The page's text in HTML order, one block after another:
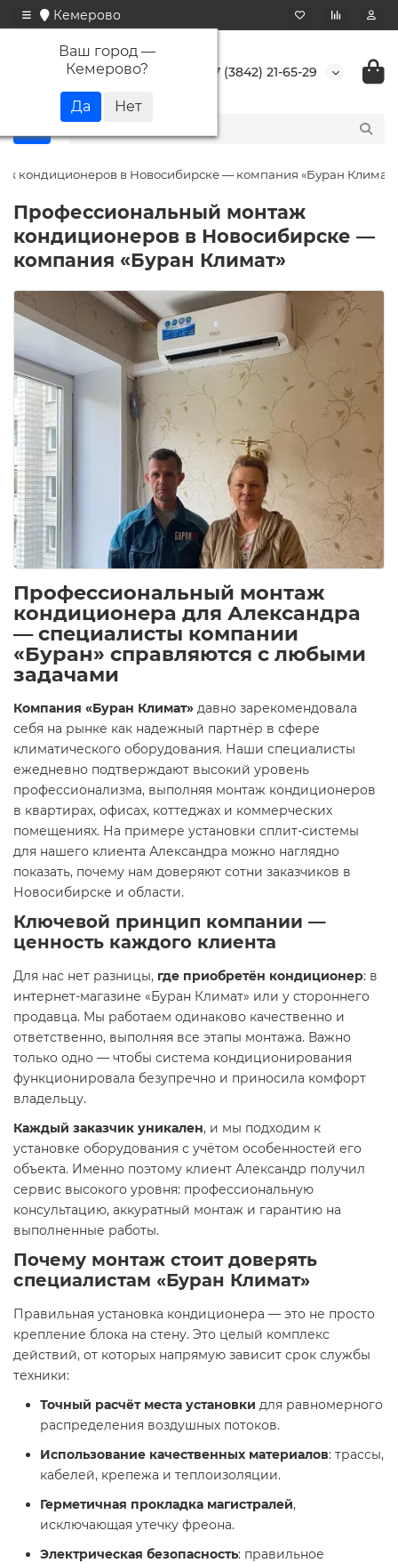
Кемерово
Ваш город —
Кемерово? +7 (3842) 21-65-29
кондиционеров в Новосибирске — компания «Буран Климат»
Профессиональный монтаж
кондиционеров в Новосибирске —
компания «Буран Климат»
Профессиональный монтаж
кондиционера для Александра
— специалисты компании
«Буран» справляются с любыми
задачами
Компания «Буран Климат» давно зарекомендовала
себя на рынке как надежный партнёр в сфере
климатического оборудования. Наши специалисты
ежедневно подтверждают высокий уровень
профессионализма, выполняя монтаж кондиционеров
в квартирах, офисах, коттеджах и коммерческих
помещениях. На примере установки сплит-системы
для нашего клиента Александра можно наглядно
показать, почему нам доверяют сотни заказчиков в
Новосибирске и области.
Ключевой принцип компании —
ценность каждого клиента
Для нас нет разницы, где приобретён кондиционер: в
интернет-магазине «Буран Климат» или у стороннего
продавца. Мы работаем одинаково качественно и
ответственно, выполняя все этапы монтажа. Важно
только одно — чтобы система кондиционирования
функционировала безупречно и приносила комфорт
владельцу.
Каждый заказчик уникален, и мы подходим к
установке оборудования с учётом особенностей его
объекта. Именно поэтому клиент Александр получил
сервис высокого уровня: профессиональную
консультацию, аккуратный монтаж и гарантию на
выполненные работы.
Почему монтаж стоит доверять
специалистам «Буран Климат»
Правильная установка кондиционера — это не просто
крепление блока на стену. Это целый комплекс
действий, от которых напрямую зависит срок службы
техники:
Точный расчёт места установки для равномерного
распределения воздушных потоков.
Использование качественных материалов: трассы,
кабелей, крепежа и теплоизоляции.
Герметичная прокладка магистралей,
исключающая утечку фреона.
Электрическая безопасность: правильное